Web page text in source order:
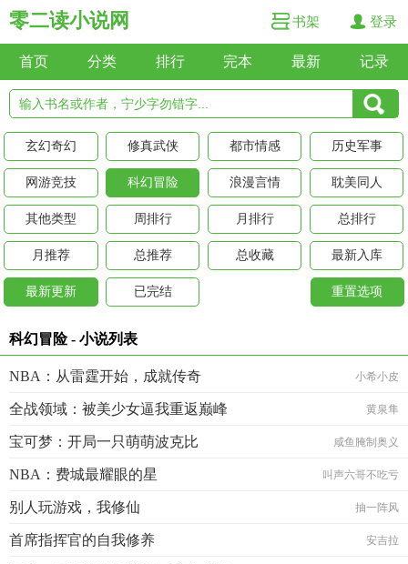
零二读小说网 书架 登录
首页 分类 排行 完本 最新 记录
玄幻奇幻 修真武侠 都市情感 历史军事
网游竞技 科幻冒险 浪漫言情 耽美同人
其他类型 周排行 月排行 总排行
月推荐 总推荐 总收藏 最新入库
最新更新 已完结 重置选项
科幻冒险 - 小说列表
NBA：从雷霆开始，成就传奇 小希小皮
全战领域：被美少女逼我重返巅峰 黄泉隼
宝可梦：开局一只萌萌波克比 咸鱼腌制奥义
NBA：费城最耀眼的星 叫声六哥不吃亏
别人玩游戏，我修仙 抽一阵风
首席指挥官的自我修养 安吉拉